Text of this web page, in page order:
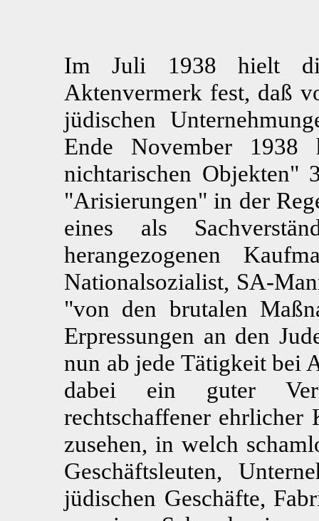
Im Juli 1938 hielt
Aktenvermerk fest, daß
jüdischen
Ende November
nichtarischen
"Arisierungen" in der
eines als
herangezogenen
Nationalsozialist, SA-
"von den brutalen
Erpressungen an den
nun ab jede Tätigkeit bei
dabei ein guter
rechtschaffener
zusehen, in welch
Geschäftsleuten,
jüdischen Geschäfte,